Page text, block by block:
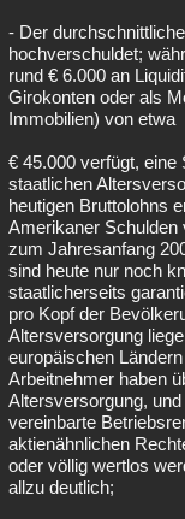
- Der
hochverschuldet;
rund € 6.000 an
Girokonten oder als
Immobilien) von etwa
€ 45.000 verfügt, eine
staatlichen
heutigen Bruttolohns
Amerikaner Schulden
zum Jahresanfang
sind heute nur noch
staatlicherseits
pro Kopf der
Altersversorgung
europäischen
Arbeitnehmer haben
Altersversorgung,
vereinbarte
aktienähnlichen
oder völlig wertlos
allzu deutlich;